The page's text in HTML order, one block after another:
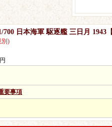
700 日本海軍 駆逐艦 三日月 1943
別)
要事項